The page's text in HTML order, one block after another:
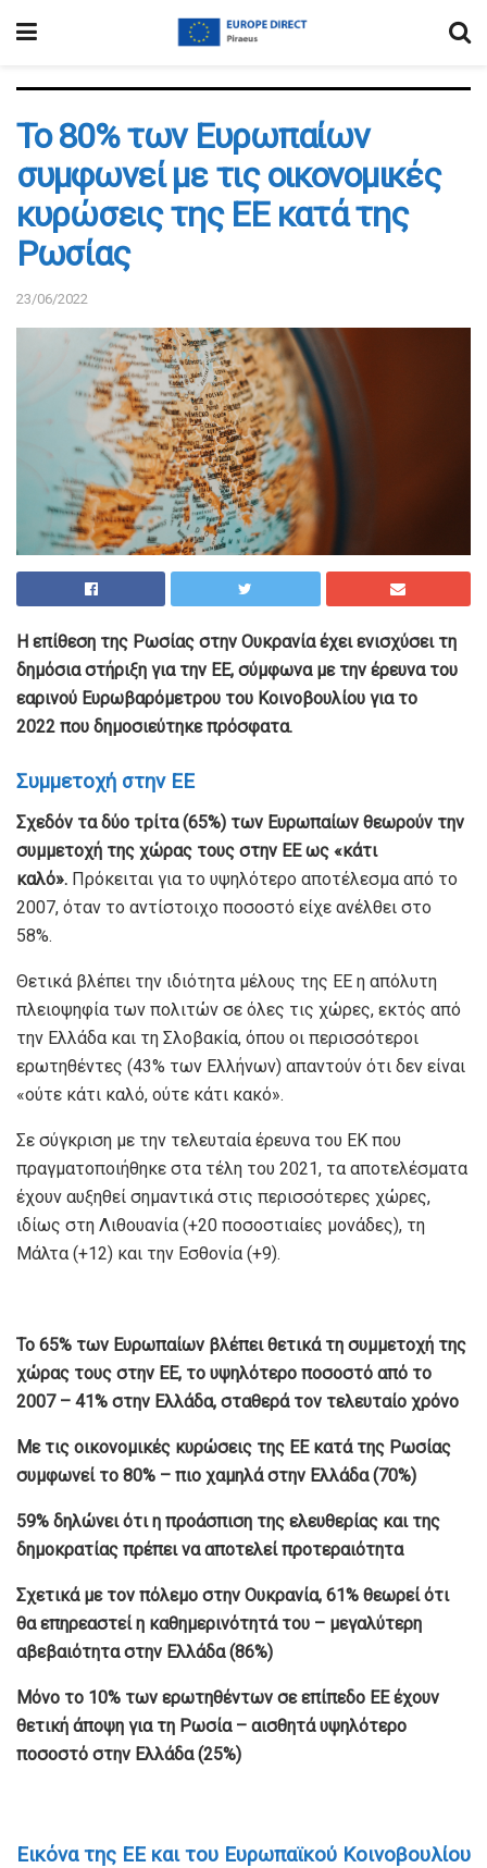
Το 80% των Ευρωπαίων
συμφωνεί με τις οικονομικές
κυρώσεις της ΕΕ κατά της
Ρωσίας
23/06/2022
Η επίθεση της Ρωσίας στην Ουκρανία έχει ενισχύσει τη
δημόσια στήριξη για την ΕΕ, σύμφωνα με την έρευνα του
εαρινού Ευρωβαρόμετρου του Κοινοβουλίου για το
2022 που δημοσιεύτηκε πρόσφατα.
Συμμετοχή στην ΕΕ
Σχεδόν τα δύο τρίτα (65%) των Ευρωπαίων θεωρούν την
συμμετοχή της χώρας τους στην ΕΕ ως «κάτι
καλό». Πρόκειται για το υψηλότερο αποτέλεσμα από το
2007, όταν το αντίστοιχο ποσοστό είχε ανέλθει στο
58%.
Θετικά βλέπει την ιδιότητα μέλους της ΕΕ η απόλυτη
πλειοψηφία των πολιτών σε όλες τις χώρες, εκτός από
την Ελλάδα και τη Σλοβακία, όπου οι περισσότεροι
ερωτηθέντες (43% των Ελλήνων) απαντούν ότι δεν είναι
«ούτε κάτι καλό, ούτε κάτι κακό».
Σε σύγκριση με την τελευταία έρευνα του ΕΚ που
πραγματοποιήθηκε στα τέλη του 2021, τα αποτελέσματα
έχουν αυξηθεί σημαντικά στις περισσότερες χώρες,
ιδίως στη Λιθουανία (+20 ποσοστιαίες μονάδες), τη
Μάλτα (+12) και την Εσθονία (+9).
Το 65% των Ευρωπαίων βλέπει θετικά τη συμμετοχή της
χώρας τους στην ΕΕ, το υψηλότερο ποσοστό από το
2007 – 41% στην Ελλάδα, σταθερά τον τελευταίο χρόνο
Με τις οικονομικές κυρώσεις της ΕΕ κατά της Ρωσίας
συμφωνεί το 80% – πιο χαμηλά στην Ελλάδα (70%)
59% δηλώνει ότι η προάσπιση της ελευθερίας και της
δημοκρατίας πρέπει να αποτελεί προτεραιότητα
Σχετικά με τον πόλεμο στην Ουκρανία, 61% θεωρεί ότι
θα επηρεαστεί η καθημερινότητά του – μεγαλύτερη
αβεβαιότητα στην Ελλάδα (86%)
Μόνο το 10% των ερωτηθέντων σε επίπεδο ΕΕ έχουν
θετική άποψη για τη Ρωσία – αισθητά υψηλότερο
ποσοστό στην Ελλάδα (25%)
Εικόνα της ΕΕ και του Ευρωπαϊκού Κοινοβουλίου